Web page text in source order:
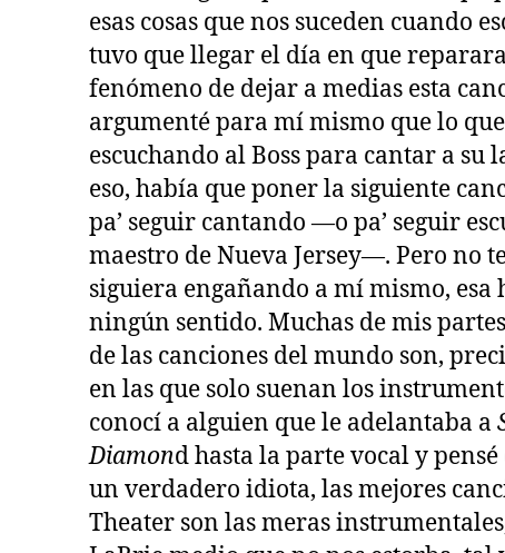
esas cosas que nos suceden cuando
tuvo que llegar el día en que
fenómeno de dejar a medias esta
argumenté para mí mismo que lo
escuchando al Boss para cantar a su
eso, había que poner la siguiente
pa’ seguir cantando —o pa’ seguir
maestro de Nueva Jersey—. Pero no
siguiera engañando a mí mismo, esa
ningún sentido. Muchas de mis
de las canciones del mundo son,
en las que solo suenan los
conocí a alguien que le adelantaba a
Diamond hasta la parte vocal y
un verdadero idiota, las mejores
Theater son las meras